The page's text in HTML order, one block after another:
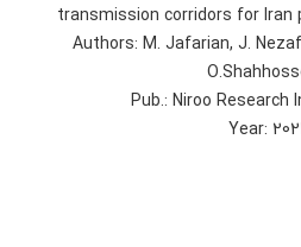
transmission corridors for
Authors: M. Jafarian, J.
Pub.: Niroo Research
Year: